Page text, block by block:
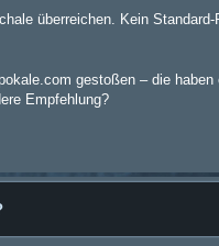
überreichen. Kein Standard-
gestoßen – die haben
Empfehlung?